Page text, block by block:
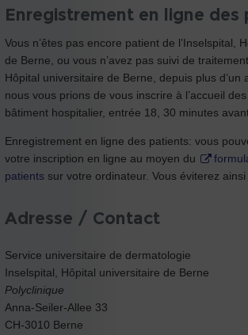
Enregistrement en ligne des
Vous n’êtes pas encore patient de l’Inselspital,
de Berne, ou vous n’avez pas suivi de traitement
Hôpital universitaire de Berne, depuis plus d’un
nous vous prions de vous inscrire à l’accueil
bâtiment hospitalier, entrée 18, 30 minutes
Enregistrement en ligne des patients: vous
votre inscription en ligne au moyen du
patients sur votre ordinateur. Vous éviterez ainsi
Adresse / Contact
Service universitaire de dermatologie
Inselspital, Hôpital universitaire de Berne
Polyclinique
Anna-Seiler-Allee 33
CH-3010 Berne